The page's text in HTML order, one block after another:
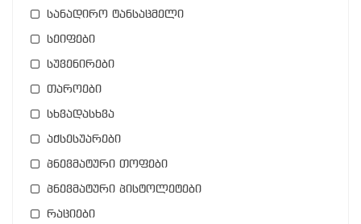
სანადირო ტანსაცმელი
სეიფები
სუვენირები
თაროები
სხვადასხვა
აქსესუარები
პნევმატური თოფები
პნევმატური პისტოლეტები
რაციები